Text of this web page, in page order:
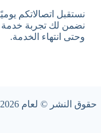
نضمن لك تجربة خدمة
وحتى انتهاء الخدمة.